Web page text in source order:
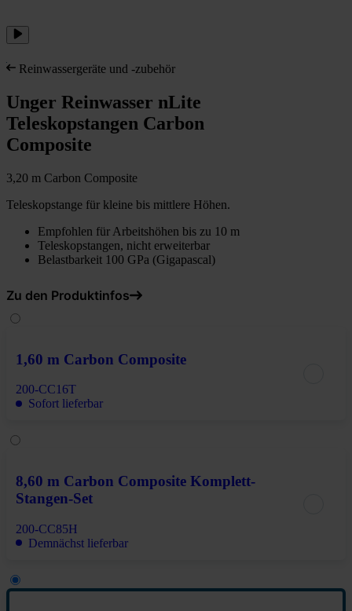
Reinwassergeräte und -zubehör
Unger Reinwasser nLite
Teleskopstangen Carbon
Composite
3,20 m Carbon Composite
Teleskopstange für kleine bis mittlere Höhen.
Empfohlen für Arbeitshöhen bis zu 10 m
Teleskopstangen, nicht erweiterbar
Belastbarkeit 100 GPa (Gigapascal)
Zu den Produktinfos
1,60 m Carbon Composite
200-CC16T
Sofort lieferbar
8,60 m Carbon Composite Komplett-
Stangen-Set
200-CC85H
Demnächst lieferbar